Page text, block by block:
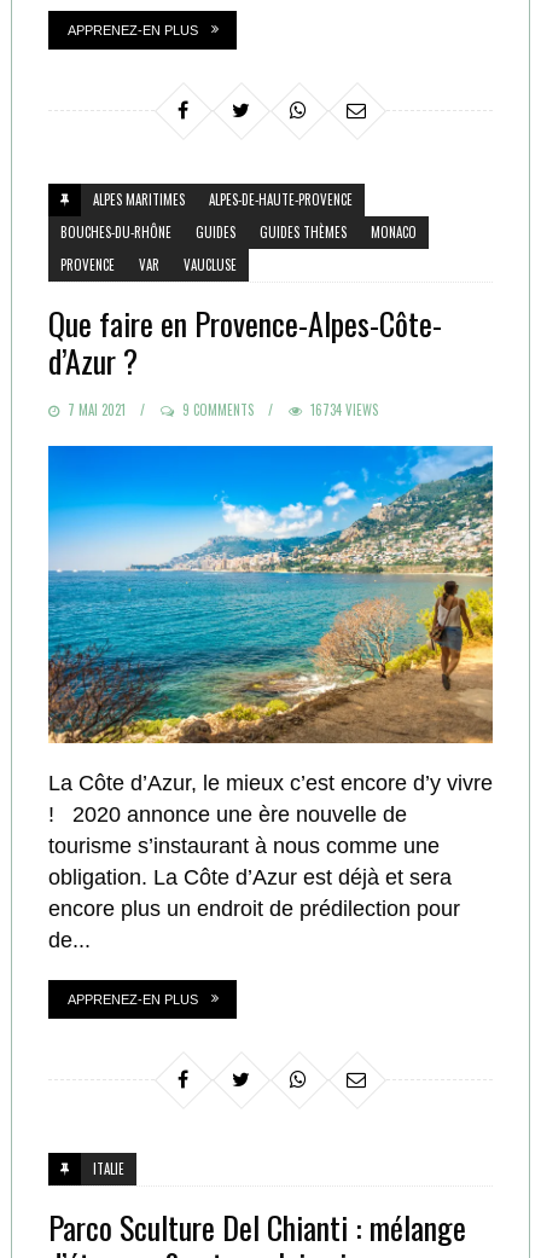
APPRENEZ-EN PLUS
ALPES MARITIMES
ALPES-DE-HAUTE-PROVENCE
BOUCHES-DU-RHÔNE
GUIDES GUIDES THÈMES
MONACO
PROVENCE
VAR VAUCLUSE
Que faire en Provence-Alpes-Côte-
d’Azur ?
POSTED
7 MAI 2021 9 COMMENTS 16734 VIEWS
La Côte d’Azur, le mieux c’est encore d’y vivre
! 2020 annonce une ère nouvelle de
tourisme s’instaurant à nous comme une
obligation. La Côte d’Azur est déjà et sera
encore plus un endroit de prédilection pour
de...
APPRENEZ-EN PLUS
ITALIE
Parco Sculture Del Chianti : mélange